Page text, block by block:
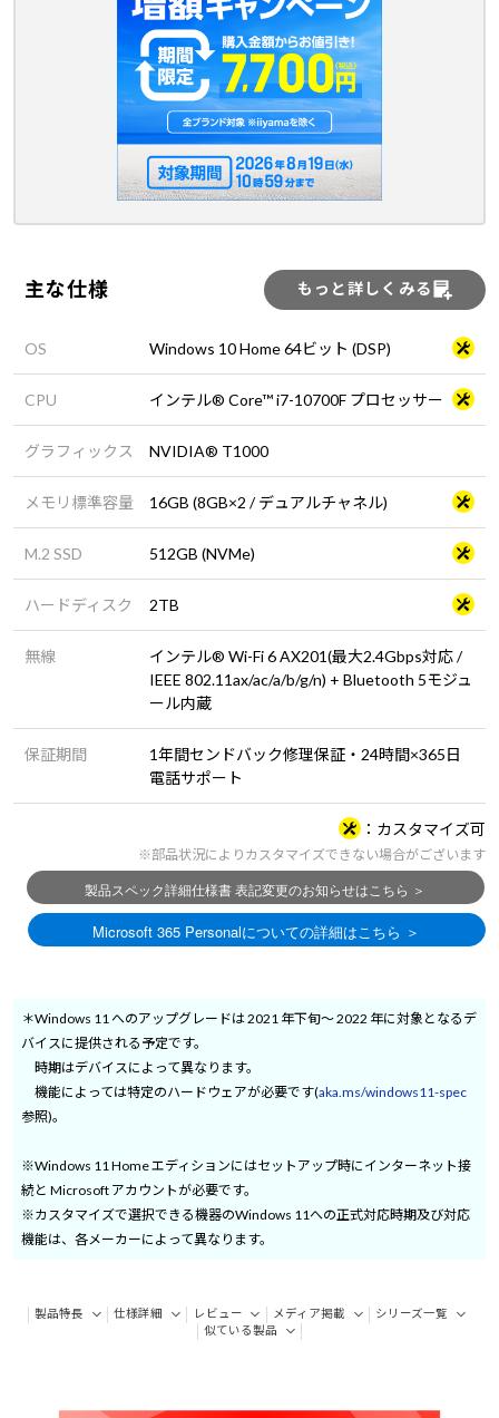
主な仕様 もっと詳しくみる
OS Windows 10 Home 64ビット (DSP)
CPU インテル® Core™ i7-10700F プロセッサー
グラフィックス NVIDIA® T1000
メモリ標準容量 16GB (8GB×2 / デュアルチャネル)
M.2 SSD 512GB (NVMe)
ハードディスク 2TB
無線
インテル® Wi-Fi 6 AX201(最大2.4Gbps対応 /
IEEE 802.11ax/ac/a/b/g/n) + Bluetooth 5モジュ
ール内蔵
保証期間
1年間センドバック修理保証・24時間×365日
電話サポート
カスタマイズ可
※部品状況によりカスタマイズできない場合がございます
＊Windows 11 へのアップグレードは 2021 年下旬～ 2022 年に対象となるデ
バイスに提供される予定です。
時期はデバイスによって異なります。
機能によっては特定のハードウェアが必要です(aka.ms/windows11-spec
参照)。
※Windows 11 Home エディションにはセットアップ時にインターネット接
続と Microsoft アカウントが必要です。
※カスタマイズで選択できる機器のWindows 11への正式対応時期及び対応
機能は、各メーカーによって異なります。
製品特長 仕様詳細 レビュー メディア掲載
シリーズ一覧
似ている製品